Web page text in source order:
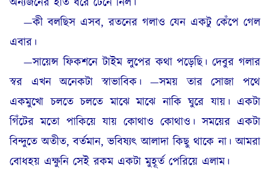
—কী বলছিস এসব, রতনের গলাও যেন একটু কেঁপে গেল
এবার।
—সায়েন্স ফিকশনে টাইম লুপের কথা পড়েছি। দেবুর গলার
স্বর এখন অনেকটা স্বাভাবিক। —সময় তার সোজা পথে
একমুখো চলতে চলতে মাঝে মাঝে নাকি ঘুরে যায়। একটা
গিঁটের মতো পাকিয়ে যায় কোথাও কোথাও। সময়ের একটা
বিন্দুতে অতীত, বর্তমান, ভবিষ্যৎ আলাদা কিছু থাকে না। আমরা
বোধহয় এক্ষুনি সেই রকম একটা মুহূর্ত পেরিয়ে এলাম।